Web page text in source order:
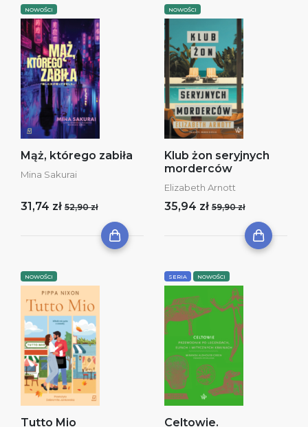
NOWOŚCI
Mąż, którego zabiła
Mina Sakurai
31,74 zł 52,90 zł
NOWOŚCI
Klub żon seryjnych
morderców
Elizabeth Arnott
35,94 zł 59,90 zł
NOWOŚCI
Tutto Mio
SERIA NOWOŚCI
Celtowie.